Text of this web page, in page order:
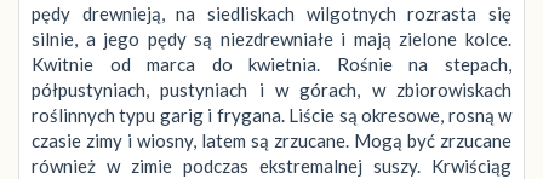
pędy drewnieją, na siedliskach wilgotnych rozrasta się
silnie, a jego pędy są niezdrewniałe i mają zielone kolce.
Kwitnie od marca do kwietnia. Rośnie na stepach,
półpustyniach, pustyniach i w górach, w zbiorowiskach
roślinnych typu garig i frygana. Liście są okresowe, rosną w
czasie zimy i wiosny, latem są zrzucane. Mogą być zrzucane
również w zimie podczas ekstremalnej suszy. Krwiściąg